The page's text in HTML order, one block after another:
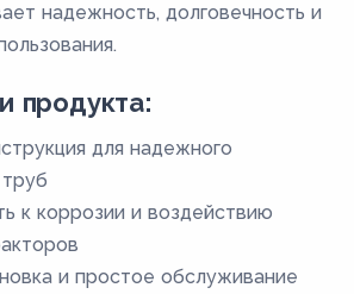
надежность, долговечность и
продукта:
для надежного
к коррозии и воздействию
и простое обслуживание